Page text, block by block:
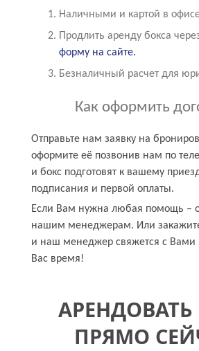
Наличными и картой в
Продлить аренду бокса
форму на сайте.
Безналичный расчет для
Как оформить
Отправьте нам заявку на
оформите её позвонив нам по
и бокс подготовят к вашему
подписания и первой оплаты.
Если Вам нужна любая помощь –
нашим менеджерам. Или
и наш менеджер свяжется с Вами
Вас время!
АРЕНДОВАТЬ
ПРЯМО